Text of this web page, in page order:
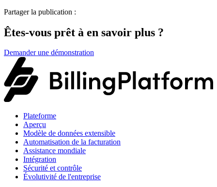
Partager la publication :
Êtes-vous prêt à en savoir plus ?
Demander une démonstration
Plateforme
Aperçu
Modèle de données extensible
Automatisation de la facturation
Assistance mondiale
Intégration
Sécurité et contrôle
Évolutivité de l'entreprise